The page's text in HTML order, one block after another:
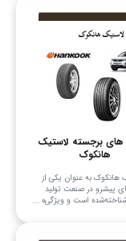
های برجسته لاستیک
هانکوک
هانکوک به عنوان یکی از
پیشرو در صنعت تولید
است و ویژگی‌ه ...